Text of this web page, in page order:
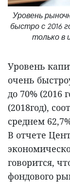
Уровень
быстро с 2016
только в
Уровень
очень
до 70% (2016
(2018год),
среднем
В отчете
говорится,
фондового